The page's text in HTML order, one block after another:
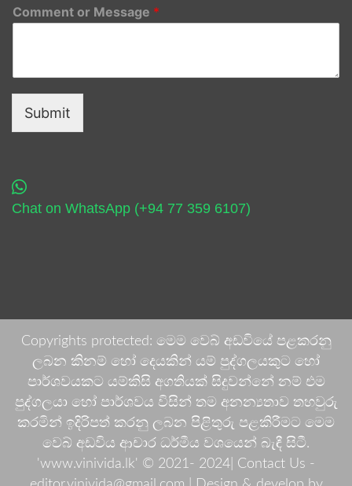
Comment or Message *
Submit
Chat on WhatsApp (+94 77 359 6107)
Copyrights protected: මෙම වෙබ් අඩවියේ පළකරනු
ලබන කිනම් හෝ දෙයකින් යම් පුද්ගලයකුට හෝ
පාර්ශවයකට යම්කිසි අගතියක් සිදුවන්නේ නම් එම
පුද්ගලයා හෝ පාර්ශවය විසින් තම අනන්‍යතාව තහවුරු
කරමින් ඉදිරිපත් කරනු ලබන පිළිතුරු පළකිරීමට මෙම
වෙබ් අඩවිය ආචාර ධර්මීය වශයෙන් බැඳී සිටී.
'www.vinivida.lk' © 2021- 2024| Contact Us -